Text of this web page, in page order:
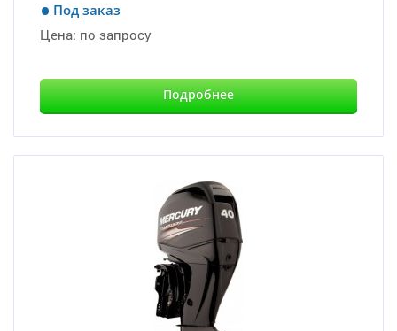
Под заказ
Цена: по запросу
Подробнее